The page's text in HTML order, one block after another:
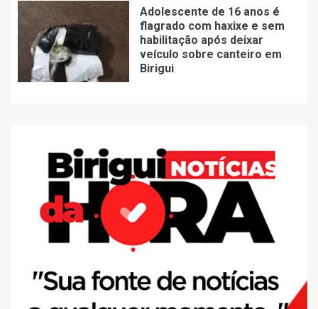
Adolescente de 16 anos é
flagrado com haxixe e sem
habilitação após deixar
veículo sobre canteiro em
Birigui